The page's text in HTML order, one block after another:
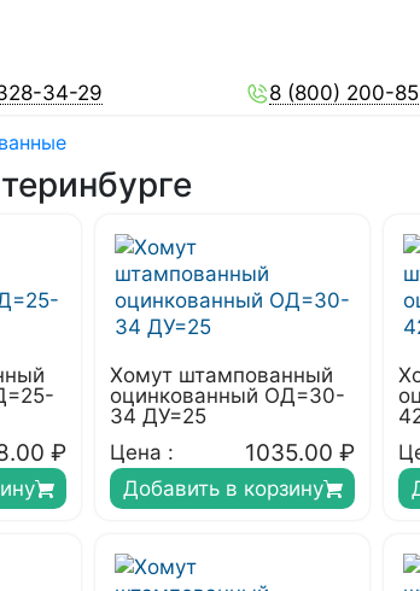
34-29 8 (800) 200-
₽
Хомут штампованный
оцинкованный ОД=30-
34 ДУ=25
Цена :
1035.00 ₽
Добавить в корзину